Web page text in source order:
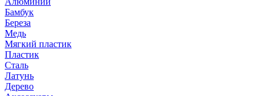
Бамбук
Береза
Медь
Мягкий пластик
Пластик
Сталь
Латунь
Дерево